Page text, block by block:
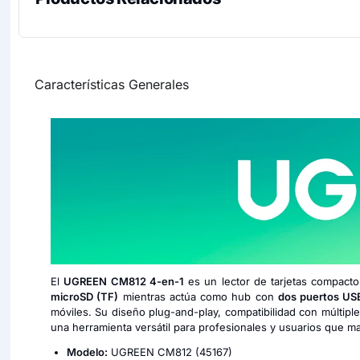
Características Generales
El UGREEN CM812 4-en-1 es un lector de tarjetas
microSD (TF) mientras actúa como hub con dos puertos
móviles. Su diseño plug-and-play, compatibilidad con
una herramienta versátil para profesionales y usuarios que
Modelo: UGREEN CM812 (45167)